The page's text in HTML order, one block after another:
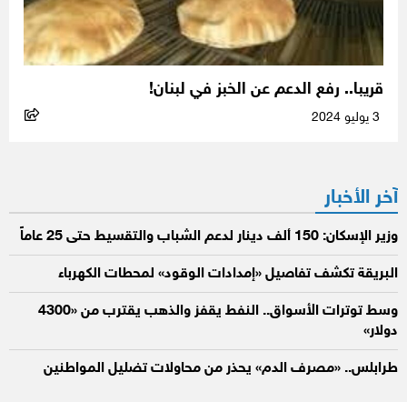
قريبا.. رفع الدعم عن الخبز في لبنان!
آخر الأخبار
وزير الإسكان: 150 ألف دينار لدعم الشباب والتقسيط حتى 25 عاماً
البريقة تكشف تفاصيل «إمدادات الوقود» لمحطات الكهرباء
وسط توترات الأسواق.. النفط يقفز والذهب يقترب من «4300
دولار»
طرابلس.. «مصرف الدم» يحذر من محاولات تضليل المواطنين